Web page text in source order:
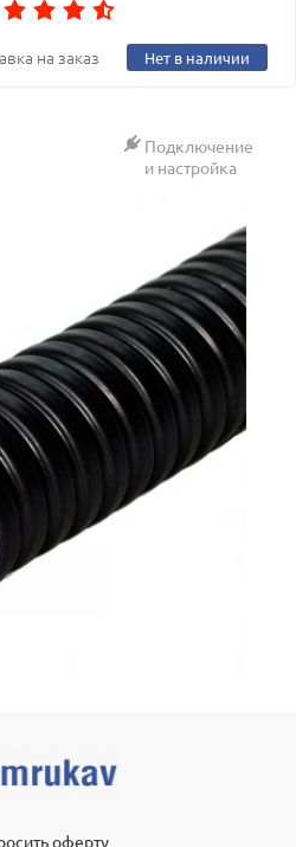
на заказ Нет в наличии
Подключение
и настройка
оферту